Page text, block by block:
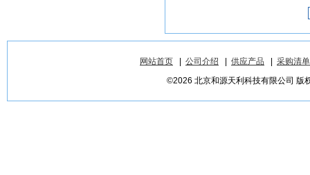
网站首页 公司介绍 供应产品
采购清单
©2026 北京和源天利科技有限公司 版